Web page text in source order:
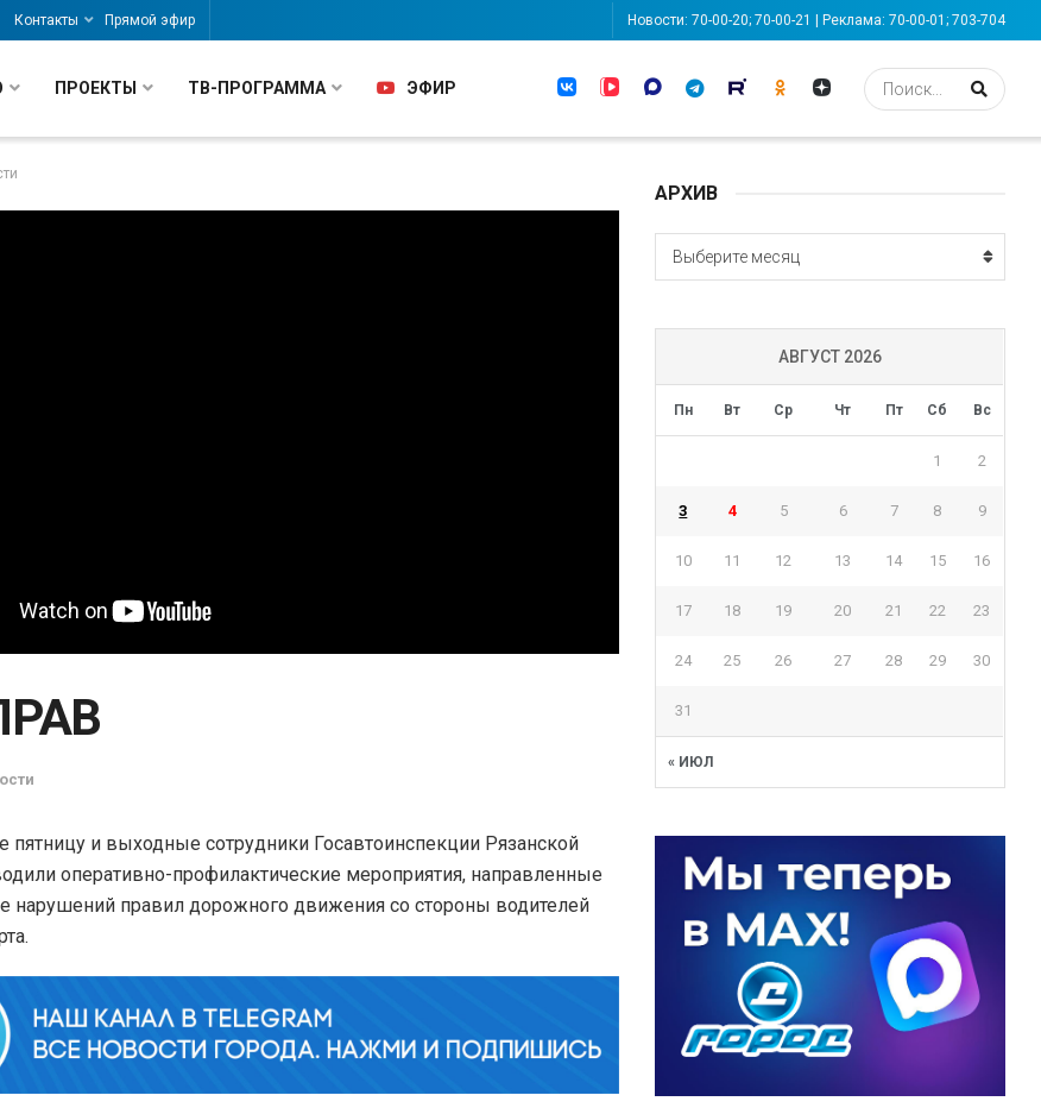
Контакты Прямой эфир Новости: 70-00-20; 70-00-21 | Реклама: 70-00-01; 703-704
ПРОЕКТЫ ТВ-ПРОГРАММА ЭФИР
и выходные сотрудники Госавтоинспекции Рязанской
оперативно-профилактические мероприятия, направленные
нарушений правил дорожного движения со стороны водителей
АРХИВ
АРХИВ
Выберите месяц
АВГУСТ 2026
Пн Вт Ср Чт Пт Сб Вс
« ИЮЛ
1 2
3 4 5 6 7 8 9
10 11 12 13 14 15 16
17 18 19 20 21 22 23
24 25 26 27 28 29 30
31